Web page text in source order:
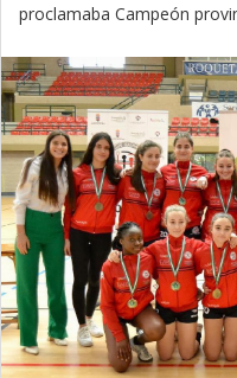
proclamaba Campeón